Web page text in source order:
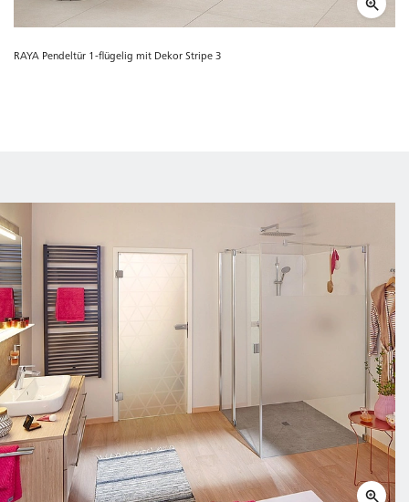
RAYA Pendeltür 1-flügelig mit Dekor Stripe 3